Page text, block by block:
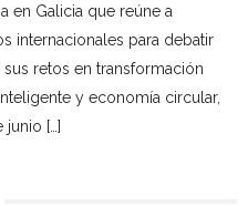
en Galicia que reúne a
internacionales para debatir
retos en transformación
y economía circular,
junio […]